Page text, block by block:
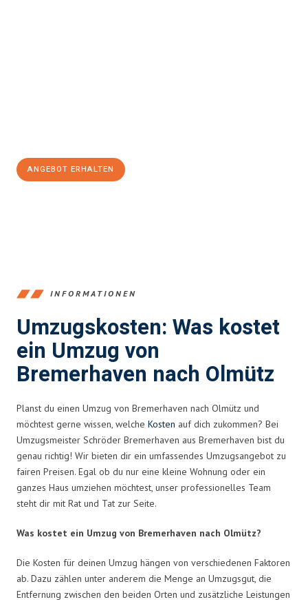
ANGEBOT ERHALTEN
INFORMATIONEN
Umzugskosten: Was kostet
ein Umzug von
Bremerhaven nach Olmütz
Planst du einen Umzug von Bremerhaven nach Olmütz und
möchtest gerne wissen, welche Kosten auf dich zukommen? Bei
Umzugsmeister Schröder Bremerhaven aus Bremerhaven bist du
genau richtig! Wir bieten dir ein umfassendes Umzugsangebot zu
fairen Preisen. Egal ob du nur eine kleine Wohnung oder ein
ganzes Haus umziehen möchtest, unser professionelles Team
steht dir mit Rat und Tat zur Seite.
Was kostet ein Umzug von Bremerhaven nach Olmütz?
Die Kosten für deinen Umzug hängen von verschiedenen Faktoren
ab. Dazu zählen unter anderem die Menge an Umzugsgut, die
Entfernung zwischen den beiden Orten und zusätzliche Leistungen